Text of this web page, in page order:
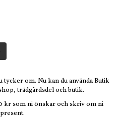
om. Nu kan du använda Butik
trädgårdsdel och butik.
kr som ni önskar och skriv om ni